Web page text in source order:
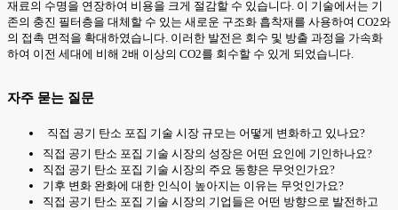
재료의 수명을 연장하여 비용을 크게 절감할 수 있습니다. 이 기술에서는 기
존의 충진 필터층을 대체할 수 있는 새로운 구조화 흡착재를 사용하여 CO2와
의 접촉 면적을 확대하였습니다. 이러한 발전은 회수 및 방출 과정을 가속화
하여 이전 세대에 비해 2배 이상의 CO2를 회수할 수 있게 되었습니다.
자주 묻는 질문
직접 공기 탄소 포집 기술 시장 규모는 어떻게 변화하고 있나요?
직접 공기 탄소 포집 기술 시장의 성장은 어떤 요인에 기인하나요?
직접 공기 탄소 포집 기술 시장의 주요 동향은 무엇인가요?
기후 변화 완화에 대한 인식이 높아지는 이유는 무엇인가요?
직접 공기 탄소 포집 기술 시장의 기업들은 어떤 방향으로 발전하고